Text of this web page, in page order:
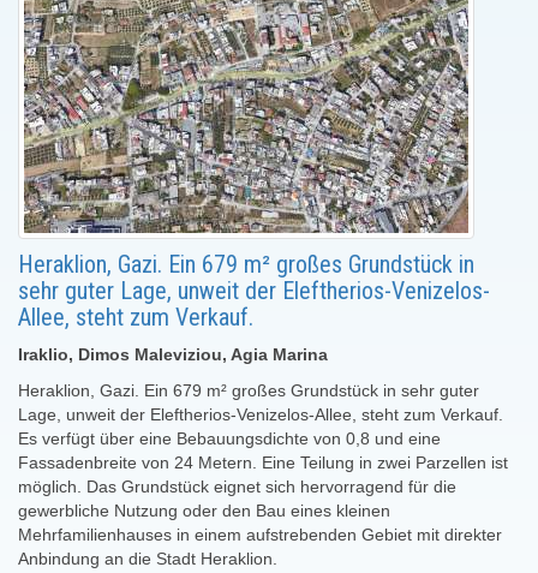
Heraklion, Gazi. Ein 679 m² großes Grundstück in
sehr guter Lage, unweit der Eleftherios-Venizelos-
Allee, steht zum Verkauf.
Iraklio, Dimos Maleviziou, Agia Marina
Heraklion, Gazi. Ein 679 m² großes Grundstück in sehr guter
Lage, unweit der Eleftherios-Venizelos-Allee, steht zum Verkauf.
Es verfügt über eine Bebauungsdichte von 0,8 und eine
Fassadenbreite von 24 Metern. Eine Teilung in zwei Parzellen ist
möglich. Das Grundstück eignet sich hervorragend für die
gewerbliche Nutzung oder den Bau eines kleinen
Mehrfamilienhauses in einem aufstrebenden Gebiet mit direkter
Anbindung an die Stadt Heraklion.